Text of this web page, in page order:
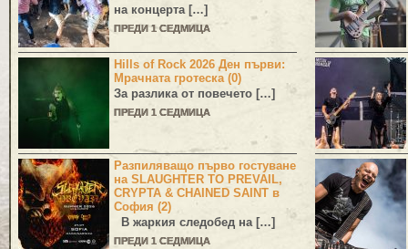
на концерта […]
ПРЕДИ 1 СЕДМИЦА
Hills of Rock 2026 Ден първи:
Мрачната гротеска (0)
За разлика от повечето […]
ПРЕДИ 1 СЕДМИЦА
Разпиляващо първо гостуване
на SLAUGHTER TO PREVAIL,
CRYPTA & CHAINED SAINT в
София (2)
В жаркия следобед на […]
ПРЕДИ 1 СЕДМИЦА